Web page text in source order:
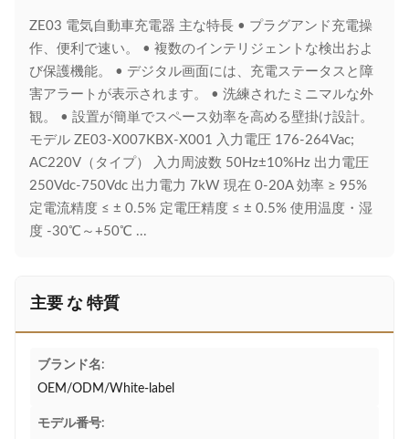
ZE03 電気自動車充電器 主な特長 • プラグアンド充電操
作、便利で速い。 • 複数のインテリジェントな検出およ
び保護機能。 • デジタル画面には、充電ステータスと障
害アラートが表示されます。 • 洗練されたミニマルな外
観。 • 設置が簡単でスペース効率を高める壁掛け設計。
モデル ZE03-X007KBX-X001 入力電圧 176-264Vac;
AC220V（タイプ） 入力周波数 50Hz±10%Hz 出力電圧
250Vdc-750Vdc 出力電力 7kW 現在 0-20A 効率 ≥ 95%
定電流精度 ≤ ± 0.5% 定電圧精度 ≤ ± 0.5% 使用温度・湿
度 -30℃～+50℃ ...
主要 な 特質
ブランド名:
OEM/ODM/White-label
モデル番号: